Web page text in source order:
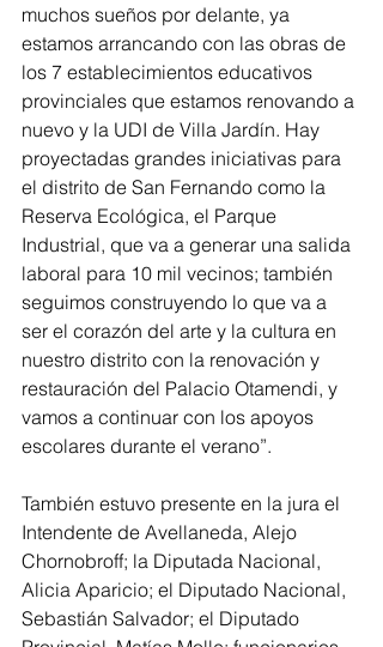
muchos sueños por delante, ya
estamos arrancando con las obras de
los 7 establecimientos educativos
provinciales que estamos renovando a
nuevo y la UDI de Villa Jardín. Hay
proyectadas grandes iniciativas para
el distrito de San Fernando como la
Reserva Ecológica, el Parque
Industrial, que va a generar una salida
laboral para 10 mil vecinos; también
seguimos construyendo lo que va a
ser el corazón del arte y la cultura en
nuestro distrito con la renovación y
restauración del Palacio Otamendi, y
vamos a continuar con los apoyos
escolares durante el verano”.
También estuvo presente en la jura el
Intendente de Avellaneda, Alejo
Chornobroff; la Diputada Nacional,
Alicia Aparicio; el Diputado Nacional,
Sebastián Salvador; el Diputado